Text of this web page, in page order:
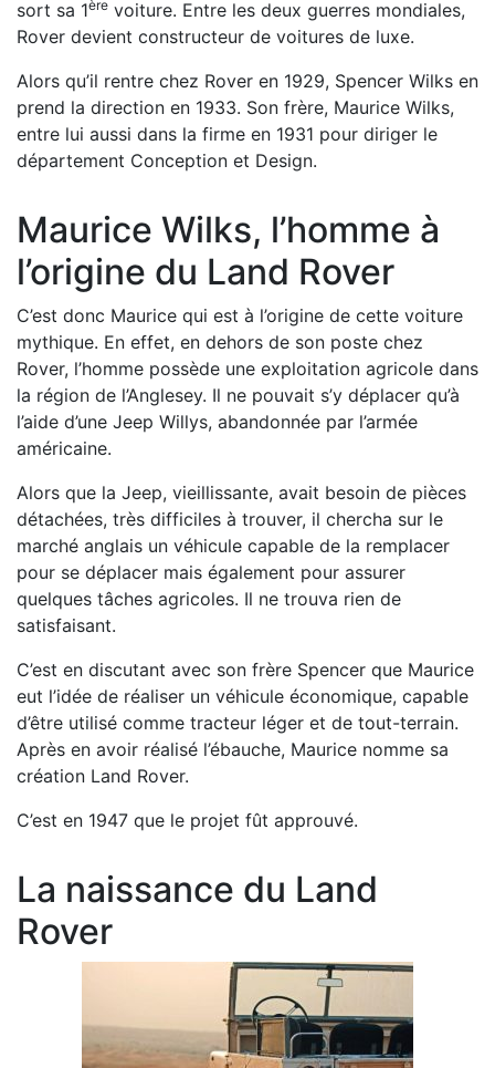
sort sa 1ère voiture. Entre les deux guerres mondiales,
Rover devient constructeur de voitures de luxe.
Alors qu’il rentre chez Rover en 1929, Spencer Wilks en
prend la direction en 1933. Son frère, Maurice Wilks,
entre lui aussi dans la firme en 1931 pour diriger le
département Conception et Design.
Maurice Wilks, l’homme à
l’origine du Land Rover
C’est donc Maurice qui est à l’origine de cette voiture
mythique. En effet, en dehors de son poste chez
Rover, l’homme possède une exploitation agricole dans
la région de l’Anglesey. Il ne pouvait s’y déplacer qu’à
l’aide d’une Jeep Willys, abandonnée par l’armée
américaine.
Alors que la Jeep, vieillissante, avait besoin de pièces
détachées, très difficiles à trouver, il chercha sur le
marché anglais un véhicule capable de la remplacer
pour se déplacer mais également pour assurer
quelques tâches agricoles. Il ne trouva rien de
satisfaisant.
C’est en discutant avec son frère Spencer que Maurice
eut l’idée de réaliser un véhicule économique, capable
d’être utilisé comme tracteur léger et de tout-terrain.
Après en avoir réalisé l’ébauche, Maurice nomme sa
création Land Rover.
C’est en 1947 que le projet fût approuvé.
La naissance du Land
Rover